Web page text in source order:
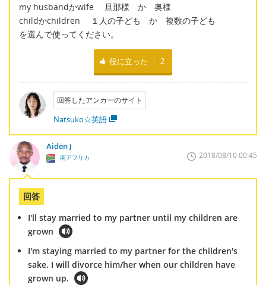
my husbandかwife 旦那様 か 奥様
childかchildren １人の子ども か 複数の子ども
を選んで使ってください。
役に立った 2
回答したアンカーのサイト
Natsuko☆英語
Aiden J
南アフリカ 2018/08/10 00:45
回答
I'll stay married to my partner until my children are
grown
I'm staying married to my partner for the children's
sake. I will divorce him/her when our children have
grown up.